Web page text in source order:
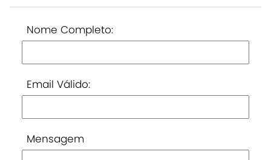
Nome Completo:
Email Válido:
Mensagem